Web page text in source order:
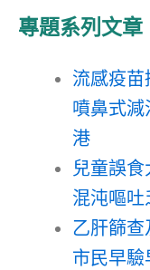
專題系列文章
流感疫苗
噴鼻式減
港
兒童誤
混沌嘔
乙肝篩
市民早驗